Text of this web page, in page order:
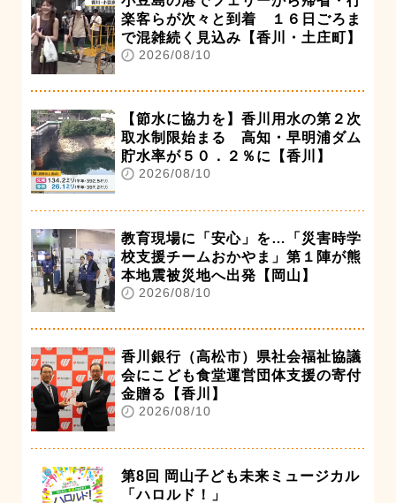
楽客らが次々と到着 １６日ごろま
で混雑続く見込み【香川・土庄町】
2026/08/10
【節水に協力を】香川用水の第２次
取水制限始まる 高知・早明浦ダム
貯水率が５０．２％に【香川】
2026/08/10
教育現場に「安心」を…「災害時学
校支援チームおかやま」第１陣が熊
本地震被災地へ出発【岡山】
2026/08/10
香川銀行（高松市）県社会福祉協議
会にこども食堂運営団体支援の寄付
金贈る【香川】
2026/08/10
第8回 岡山子ども未来ミュージカル
「ハロルド！」